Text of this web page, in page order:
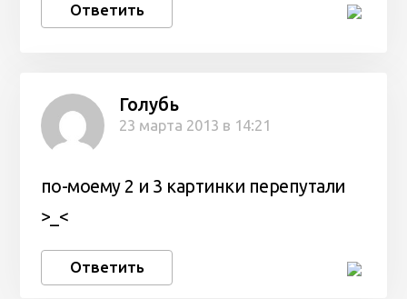
Ответить
Голубь
23 марта 2013 в 14:21
по-моему 2 и 3 картинки перепутали
>_<
Ответить